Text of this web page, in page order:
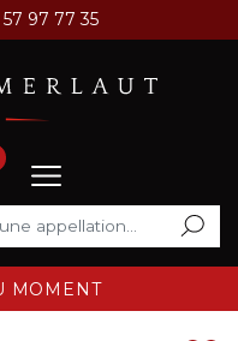
57 97 77 35
MOMENT